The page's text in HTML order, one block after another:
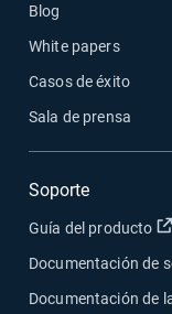
Blog
White papers
Casos de éxito
Sala de prensa
Soporte
Guía del producto
Documentación de
Documentación de